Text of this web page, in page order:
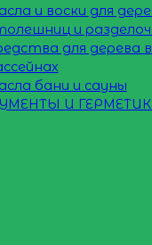
и воски для
и
для дерева
бани и сауны
И